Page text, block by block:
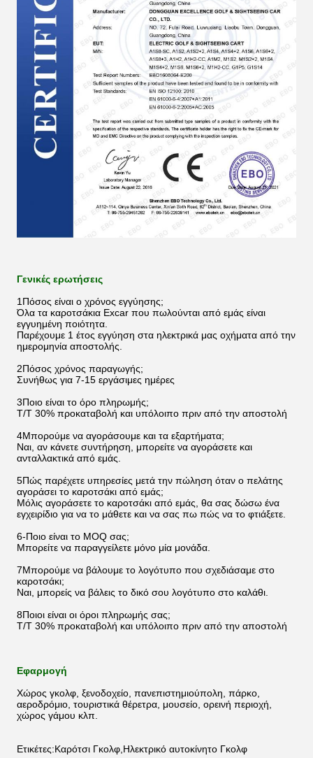
Γενικές ερωτήσεις
1Πόσος είναι ο χρόνος εγγύησης;
Όλα τα καροτσάκια Excar που πωλούνται από εμάς είναι
εγγυημένη ποιότητα.
Παρέχουμε 1 έτος εγγύηση στα ηλεκτρικά μας οχήματα από την
ημερομηνία αποστολής.
2Πόσος χρόνος παραγωγής;
Συνήθως για 7-15 εργάσιμες ημέρες
3Ποιο είναι το όρο πληρωμής;
T/T 30% προκαταβολή και υπόλοιπο πριν από την αποστολή
4Μπορούμε να αγοράσουμε και τα εξαρτήματα;
Ναι, αν κάνετε συντήρηση, μπορείτε να αγοράσετε και
ανταλλακτικά από εμάς.
5Πώς παρέχετε υπηρεσίες μετά την πώληση όταν ο πελάτης
αγοράσει το καροτσάκι από εμάς;
Μόλις αγοράσετε το καροτσάκι από εμάς, θα σας δώσω ένα
εγχειρίδιο για να το μάθετε και να σας πω πώς να το φτιάξετε.
6-Ποιο είναι το MOQ σας;
Μπορείτε να παραγγείλετε μόνο μία μονάδα.
7Μπορούμε να βάλουμε το λογότυπο που σχεδιάσαμε στο
καροτσάκι;
Ναι, μπορείς να βάλεις το δικό σου λογότυπο στο καλάθι.
8Ποιοι είναι οι όροι πληρωμής σας;
T/T 30% προκαταβολή και υπόλοιπο πριν από την αποστολή
Εφαρμογή
Χώρος γκολφ, ξενοδοχείο, πανεπιστημιούπολη, πάρκο,
αεροδρόμιο, τουριστικά θέρετρα, μουσείο, ορεινή περιοχή,
χώρος γάμου κλπ.
Ετικέτες:Καρότσι Γκολφ,Ηλεκτρικό αυτοκίνητο Γκολφ